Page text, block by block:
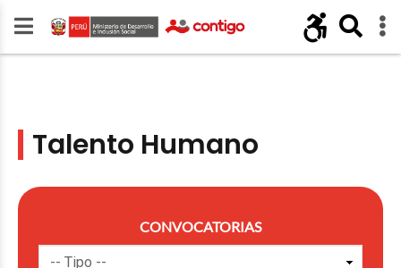
Talento Humano
CONVOCATORIAS